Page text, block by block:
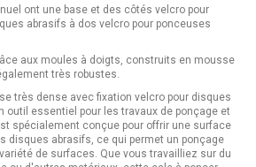
ont une base et des côtés velcro pour
abrasifs à dos velcro pour ponceuses
aux moules à doigts, construits en mousse
très robustes.
très dense avec fixation velcro pour disques
outil essentiel pour les travaux de ponçage et
spécialement conçue pour offrir une surface
disques abrasifs, ce qui permet un ponçage
de surfaces. Que vous travailliez sur du